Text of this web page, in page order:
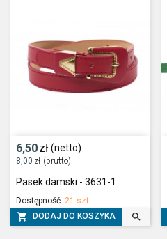
6,50zł (netto)
8,00 zł (brutto)
Pasek damski - 3631-1
Dostępność: 21 szt.
 DODAJ DO KOSZYKA 